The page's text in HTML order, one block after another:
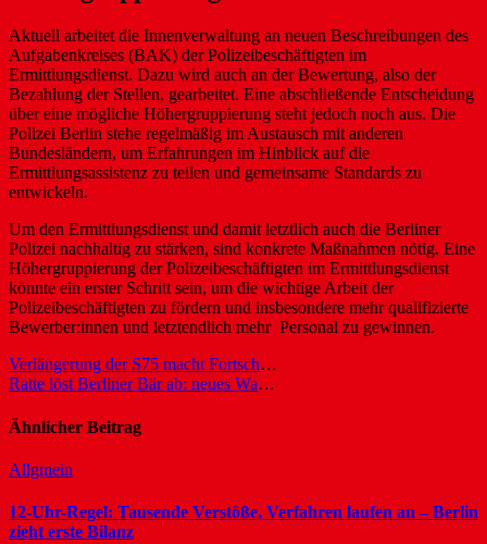
Aktuell arbeitet die Innenverwaltung an neuen Beschreibungen des
Aufgabenkreises (BAK) der Polizeibeschäftigten im
Ermittlungsdienst. Dazu wird auch an der Bewertung, also der
Bezahlung der Stellen, gearbeitet. Eine abschließende Entscheidung
über eine mögliche Höhergruppierung steht jedoch noch aus. Die
Polizei Berlin stehe regelmäßig im Austausch mit anderen
Bundesländern, um Erfahrungen im Hinblick auf die
Ermittlungsassistenz zu teilen und gemeinsame Standards zu
entwickeln.
Um den Ermittlungsdienst und damit letztlich auch die Berliner
Polizei nachhaltig zu stärken, sind konkrete Maßnahmen nötig. Eine
Höhergruppierung der Polizeibeschäftigten im Ermittlungsdienst
könnte ein erster Schritt sein, um die wichtige Arbeit der
Polizeibeschäftigten zu fördern und insbesondere mehr qualifizierte
Bewerber:innen und letztendlich mehr Personal zu gewinnen.
Beitragsnavigation
Verlängerung der S75 macht Fortschritte
Ratte löst Berliner Bär ab: neues Wahrzeichen für Berlin
Ähnlicher Beitrag
Allgmein
12-Uhr-Regel: Tausende Verstöße, Verfahren laufen an – Berlin
zieht erste Bilanz